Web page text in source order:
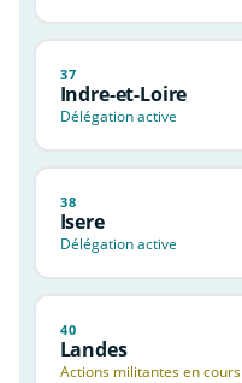
37
Indre-et-Loire
Délégation active
38
Isere
Délégation active
40
Landes
Actions militantes en cours